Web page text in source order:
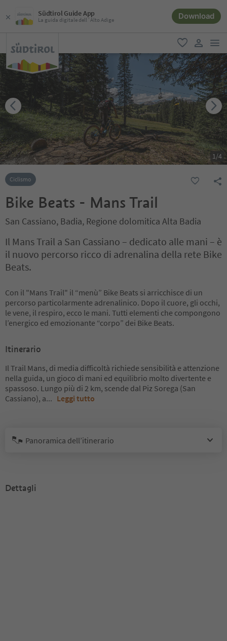
Südtirol Guide App
La guida digitale dell´Alto Adige Download
favoriti
user link
1/4
Ciclismo
Bike Beats - Mans Trail
San Cassiano, Badia, Regione dolomitica Alta Badia
Il Mans Trail a San Cassiano – dedicato alle mani – è
il nuovo percorso ricco di adrenalina della rete Bike
Beats.
Con il "Mans Trail" il “menù” Bike Beats si arricchisce di un
percorso particolarmente adrenalinico. Dopo il cuore, gli occhi,
le vene, il respiro, ecco le mani. Tutti elementi che compongono
l’energico ed emozionante “corpo” dei Bike Beats.
Itinerario
Il Trail Mans, di media difficoltà richiede sensibilità e attenzione
nella guida, un gioco di mani ed equilibrio molto divertente e
spassoso. Lungo più di 2 km, scende dal Piz Sorega (San
Cassiano), a... Leggi tutto
Panoramica dell’itinerario
Dettagli